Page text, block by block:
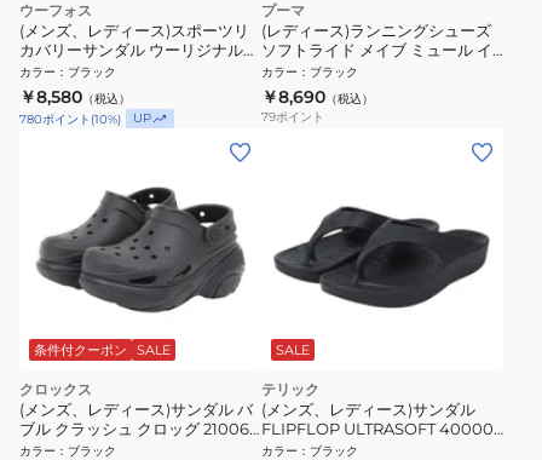
ウーフォス
(メンズ、レディース)スポーツリ
カバリーサンダル ウーリジナル
502001020 Black リカバリーサ
ンダル ビーチサンダル
カラー ： ブラック
￥8,580 （税込）
780ポイント (10%) UP
プーマ
(レディース)ランニングシューズ
ソフトライド メイブ ミュール イ
ーズイン ブラック 31377001
カラー ： ブラック
￥8,690 （税込）
79ポイント
条件付クーポン SALE
クロックス
(メンズ、レディース)サンダル バ
ブル クラッシュ クロッグ 210061-
0WC
カラー ： ブラック
SALE
テリック
(メンズ、レディース)サンダル
FLIPFLOP ULTRASOFT 400001
Black
カラー ： ブラック